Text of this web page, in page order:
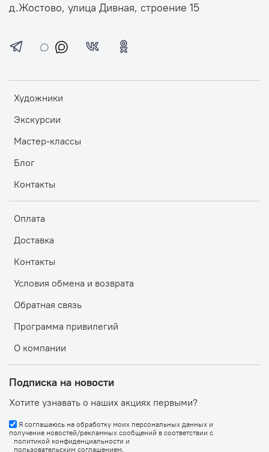
Художники
Экскурсии
Мастер-классы
Блог
Контакты
Оплата
Доставка
Контакты
Условия обмена и возврата
Обратная связь
Программа привилегий
О компании
Подписка на новости
Хотите узнавать о наших акциях первыми?
Я соглашаюсь на обработку моих персональных данных и
получение новостей/рекламных сообщений в соответствии с
политикой конфиденциальности и
пользовательским соглашением.
д.Жостово, улица Дивная, строение 15